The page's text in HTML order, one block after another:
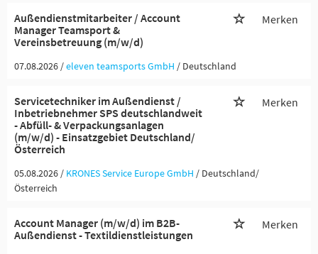
Außendienstmitarbeiter / Account
Manager Teamsport &
Vereinsbetreuung (m/w/d)
Merken
07.08.2026 /eleven teamsports GmbH / Deutschland
Servicetechniker im Außendienst /
Inbetriebnehmer SPS deutschlandweit
- Abfüll- & Verpackungsanlagen
(m/w/d) - Einsatzgebiet Deutschland/
Österreich
Merken
05.08.2026 / KRONES Service Europe GmbH / Deutschland/
Österreich
Account Manager (m/w/d) im B2B-
Außendienst - Textildienstleistungen
Merken